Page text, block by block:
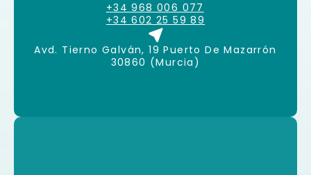
+34 968 006 077
+34 602 25 59 89
Avd. Tierno Galván, 19 Puerto De Mazarrón
30860 (Murcia)